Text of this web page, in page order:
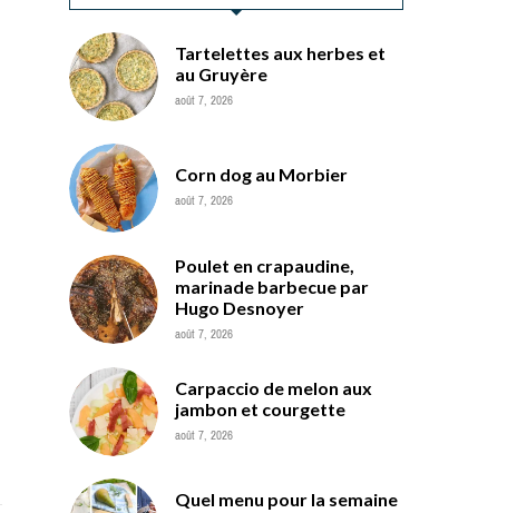
Tartelettes aux herbes et
au Gruyère
août 7, 2026
Corn dog au Morbier
août 7, 2026
Poulet en crapaudine,
marinade barbecue par
Hugo Desnoyer
août 7, 2026
Carpaccio de melon aux
jambon et courgette
août 7, 2026
Quel menu pour la semaine